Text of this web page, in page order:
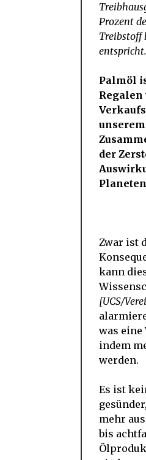
Prozent
Treibstoff
Palmöl
der
Zwar ist
kann
[UCS/
was eine
indem
werden.
Es ist
mehr
bis